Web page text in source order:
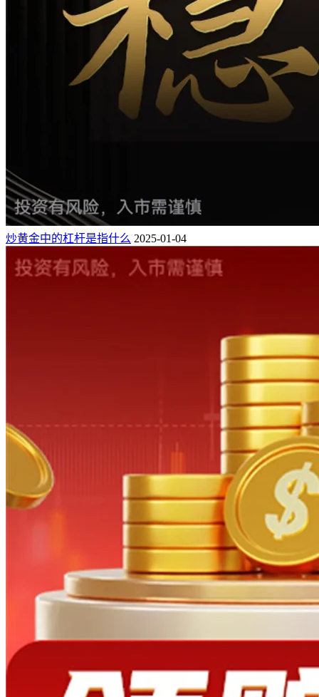
炒黄金中的杠杆是指什么 2025-01-04